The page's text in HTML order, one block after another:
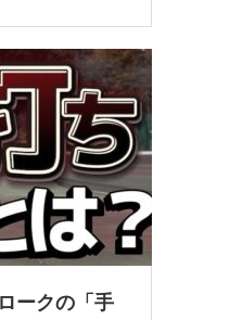
ークの「手